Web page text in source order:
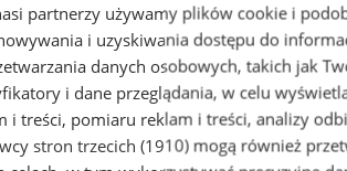
ran przewlekłych -
trudno gojących się ran |
partnerzy używamy plików cookie i
i uzyskiwania dostępu do
danych osobowych, takich jak
i dane przeglądania, w celu
i treści, pomiaru reklam i treści, analizy
stron trzecich (1910)mogą również